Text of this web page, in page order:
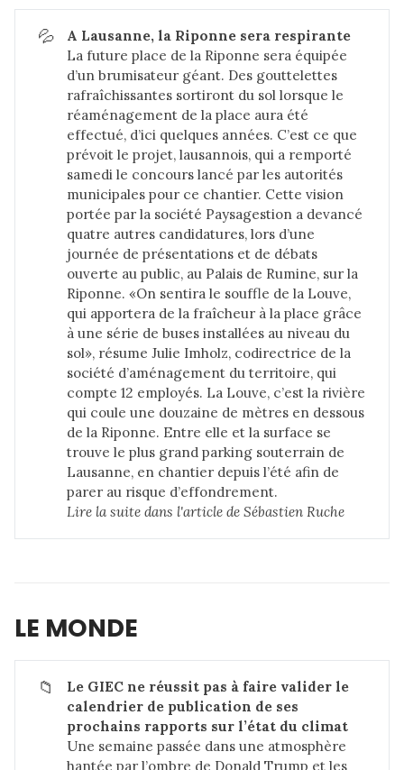
💦
A Lausanne, la Riponne sera respirante
La future place de la Riponne sera équipée
d’un brumisateur géant. Des gouttelettes
rafraîchissantes sortiront du sol lorsque le
réaménagement de la place aura été
effectué, d’ici quelques années. C’est ce que
prévoit le projet, lausannois, qui a remporté
samedi le concours lancé par les autorités
municipales pour ce chantier. Cette vision
portée par la société Paysagestion a devancé
quatre autres candidatures, lors d’une
journée de présentations et de débats
ouverte au public, au Palais de Rumine, sur la
Riponne. «On sentira le souffle de la Louve,
qui apportera de la fraîcheur à la place grâce
à une série de buses installées au niveau du
sol», résume Julie Imholz, codirectrice de la
société d’aménagement du territoire, qui
compte 12 employés. La Louve, c’est la rivière
qui coule une douzaine de mètres en dessous
de la Riponne. Entre elle et la surface se
trouve le plus grand parking souterrain de
Lausanne, en chantier depuis l’été afin de
parer au risque d’effondrement.
Lire la suite dans l'article de Sébastien Ruche
LE MONDE
📁
Le GIEC ne réussit pas à faire valider le
calendrier de publication de ses
prochains rapports sur l’état du climat
Une semaine passée dans une atmosphère
hantée par l’ombre de Donald Trump et les